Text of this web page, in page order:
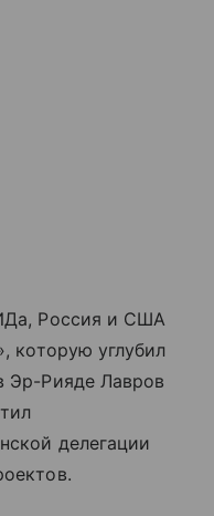
Россия и США
которую углубил
Эр-Рияде Лавров
делегации